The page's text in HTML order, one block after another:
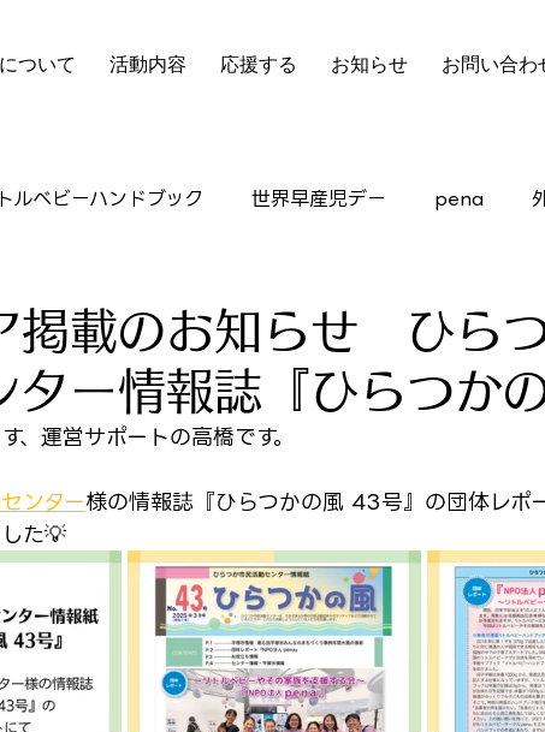
ついて 活動内容 応援する お知らせ お問い合わ
ルベビーハンドブック 世界早産児デー pena
掲載のお知らせ ひら
ター情報誌『ひらつかの
、運営サポートの高橋です。
ンター様の情報誌『ひらつかの風 43号』の団体レポ
た💡